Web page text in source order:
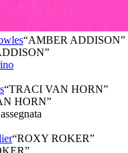
“AMBER ADDISON”
“TRACI VAN HORN”
HORN”
“ROXY ROKER”